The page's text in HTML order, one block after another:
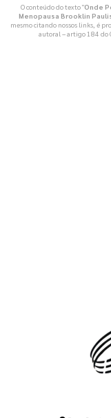
O conteúdo do texto "Onde
Menopausa Brooklin
mesmo citando nossos links, é
autoral – artigo 184 do